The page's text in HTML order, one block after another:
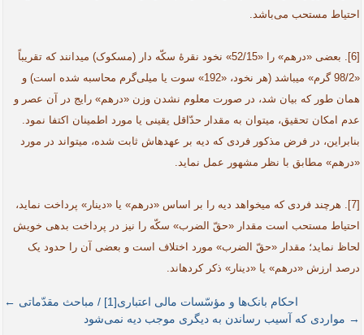
احتیاط مستحب می‌باشد.
[6]. بعضی «درهم» را «52/15» نخود نقرۀ سکّه­ دار­ (مسکوک) می­دانند که تقریباً
«98/2 گرم» می­باشد (هر نخود، «192» سوت یا میلی‌گرم محاسبه شده است) و
همان طور که بیان شد، در صورت معلوم نشدن وزن «درهم» رایج در آن عصر و
عدم امکان تحقیق، می­توان به مقدار حدّاقل یقینی یا مورد اطمینان اکتفا نمود.
بنابراین، در فرض مذکور فردی که دیه بر عهده­اش ثابت شده، می­تواند در مورد
«درهم» مطابق با نظر مشهور عمل نماید.
[7]. هرچند فردی که می­خواهد دیه را بر اساس «درهم» یا «دینار» پرداخت نماید،
احتیاط مستحب است مقدار «حقّ الضرب» سکّه را نیز در پرداخت بدهی خویش
لحاظ نماید؛ مقدار «حقّ الضرب» مورد اختلاف است و بعضی آن را حدود یک
درصد ارزش «درهم» یا «دینار» ذکر کرده­اند.
احکام بانک‌ها و مؤسّسات مالی اعتباری[1] / مباحث مقدّماتی ←
→ مواردی که آسیب رساندن به دیگری موجب دیه نمی‌شود